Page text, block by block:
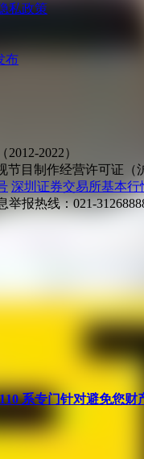
私政策
布
2022）
节目制作经营许可证（
深圳证券交易所基本行
举报热线：021-
系专门针对避免您